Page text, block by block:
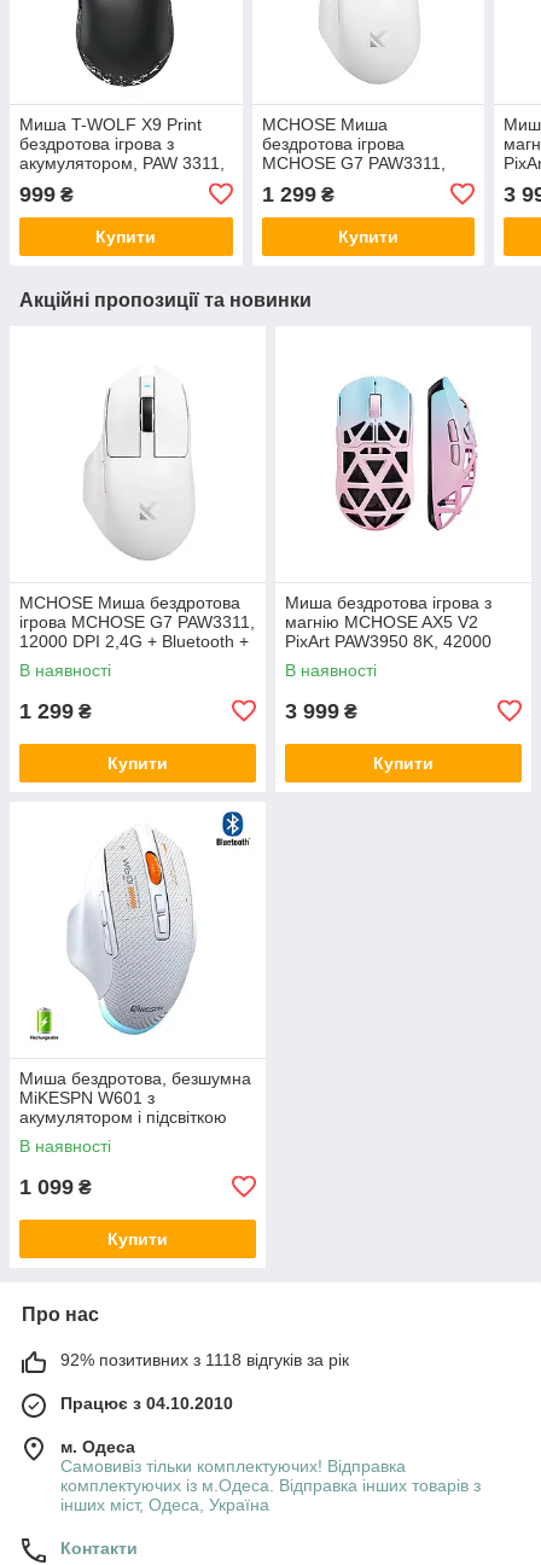
Миша T-WOLF X9 Print
бездротова ігрова з
акумулятором, PAW 3311,
Bluetooth Black
999 ₴
Купити
MCHOSE Миша
бездротова ігрова
MCHOSE G7 PAW3311,
Bluetooth + Wired White
1 299₴
Купити
3
Акційні пропозиції та новинки
MCHOSE Миша бездротова
ігрова MCHOSE G7 PAW3311,
12000 DPI 2,4G + Bluetooth +
Wired White
В наявності
1 299 ₴
Купити
Миша бездротова ігрова з
магнію MCHOSE AX5 V2
PixArt PAW3950 8K, 42000
DPI 2,4G+Bluetooth+Wired
В наявності
3 999 ₴
Купити
Миша бездротова, безшумна
MiKESPN W601 з
акумулятором і підсвіткою
2,4G + Bluetooth White
В наявності
1 099 ₴
Купити
Про нас
92% позитивних з 1118 відгуків за рік
Працює з 04.10.2010
м. Одеса
Самовивіз тільки комплектуючих! Відправка
комплектуючих із м.Одеса. Відправка інших товарів з
інших міст, Одеса, Україна
Контакти